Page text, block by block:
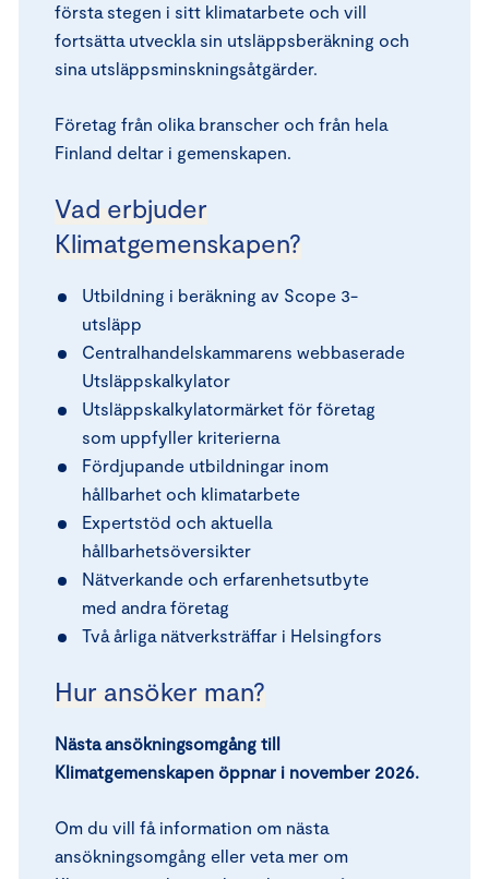
första stegen i sitt klimatarbete och vill
fortsätta utveckla sin utsläppsberäkning och
sina utsläppsminskningsåtgärder.
Företag från olika branscher och från hela
Finland deltar i gemenskapen.
Vad erbjuder
Klimatgemenskapen?
Utbildning i beräkning av Scope 3-
utsläpp
Centralhandelskammarens webbaserade
Utsläppskalkylator
Utsläppskalkylatormärket för företag
som uppfyller kriterierna
Fördjupande utbildningar inom
hållbarhet och klimatarbete
Expertstöd och aktuella
hållbarhetsöversikter
Nätverkande och erfarenhetsutbyte
med andra företag
Två årliga nätverksträffar i Helsingfors
Hur ansöker man?
Nästa ansökningsomgång till
Klimatgemenskapen öppnar i november 2026.
Om du vill få information om nästa
ansökningsomgång eller veta mer om